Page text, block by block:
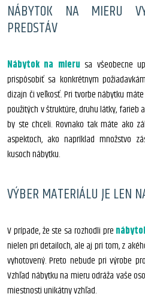
NÁBYTOK NA MIERU
PREDSTÁV
Nábytok na mieru sa všeobecne
prispôsobiť sa konkrétnym
dizajn či veľkosť. Pri tvorbe nábytku
použitých v štruktúre, druhu látky, farieb
by ste chceli. Rovnako tak máte ako
aspektoch, ako napríklad množstvo
kusoch nábytku.
VÝBER MATERIÁLU JE LEN
V prípade, že ste sa rozhodli pre
nielen pri detailoch, ale aj pri tom, z
vyhotovený. Preto nebude pri výrobe
Vzhľad nábytku na mieru odráža vaše
miestnosti unikátny vzhľad.